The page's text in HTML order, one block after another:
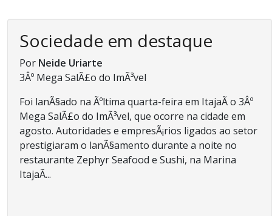
Sociedade em destaque
Por Neide Uriarte
3Âº Mega SalÃ£o do ImÃ³vel
Foi lanÃ§ado na Ãºltima quarta-feira em ItajaÃ­ o 3Âº
Mega SalÃ£o do ImÃ³vel, que ocorre na cidade em
agosto. Autoridades e empresÃ¡rios ligados ao setor
prestigiaram o lanÃ§amento durante a noite no
restaurante Zephyr Seafood e Sushi, na Marina
ItajaÃ­...